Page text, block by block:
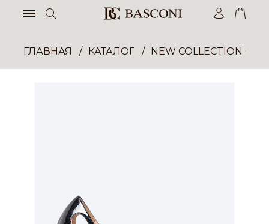
ГЛАВНАЯ КАТАЛОГ NEW COLLECTION